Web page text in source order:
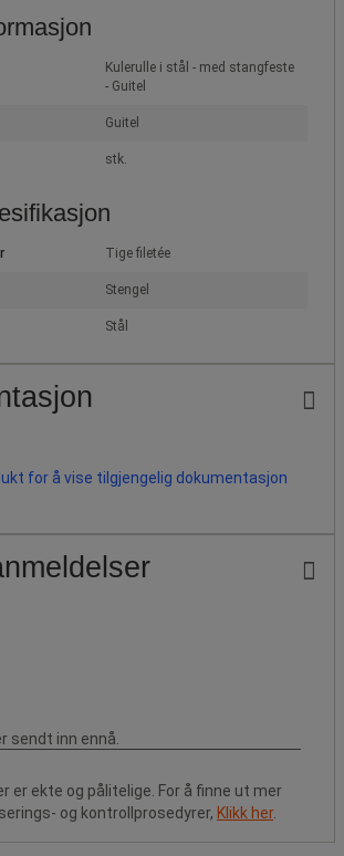
Kulerulle i stål - med stangfeste
- Guitel
Guitel
stk.
Tige filetée
Stengel
Stål
for å vise tilgjengelig dokumentasjon
er ekte og pålitelige. For å finne ut mer
og kontrollprosedyrer, Klikk her.